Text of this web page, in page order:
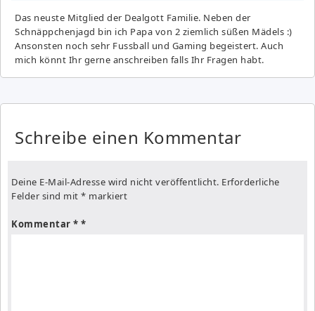
Das neuste Mitglied der Dealgott Familie. Neben der
Schnäppchenjagd bin ich Papa von 2 ziemlich süßen Mädels :)
Ansonsten noch sehr Fussball und Gaming begeistert. Auch
mich könnt Ihr gerne anschreiben falls Ihr Fragen habt.
Schreibe einen Kommentar
Deine E-Mail-Adresse wird nicht veröffentlicht. Erforderliche
Felder sind mit * markiert
Kommentar *